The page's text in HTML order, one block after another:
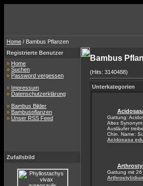
Home / Bambus Pflanzen
Registrierte Benutzer
» Home
» Suchen
» Password vergessen
» Impressum
» Datenschutzerklärung
» Bambus Bilder
» Bambuspflanzen
» Unser RSS Feed
Zufallsbild
Bambus
(Hits: 3140488)
Unterkategorien
Gattung:
Altes
Ausläufer
Chin. Name:
Acidosasa
Gattung mit 26